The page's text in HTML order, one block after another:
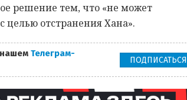
решение тем, что «не может
целью отстранения Хана».
Телеграм-
ПОДПИСАТЬСЯ